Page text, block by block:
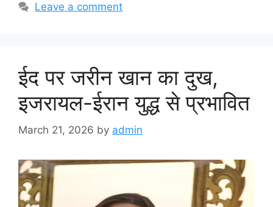
Leave a comment
ईद पर जरीन खान का दुख,
इजरायल-ईरान युद्ध से प्रभावित
March 21, 2026 by admin